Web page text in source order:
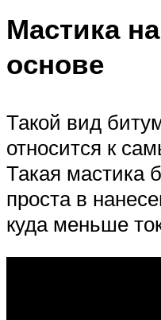
Мастика
основе
Такой вид
относится к
Такая мастика
проста в
куда меньше